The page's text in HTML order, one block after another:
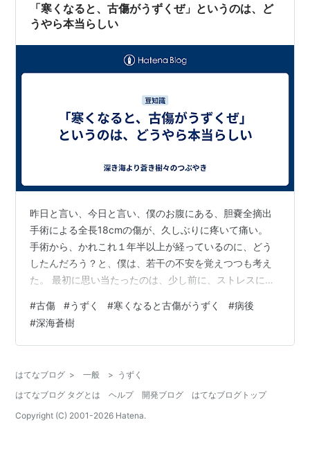
「寒くなると、古傷がうずくぜ」というのは、ど
うやら本当らしい
昨日と言い、今日と言い、僕のお腹にある、胆嚢全摘出
手術による全長18cmの傷が、久しぶりに疼いて痛い。
手術から、かれこれ１年半以上が経っているのに、どう
したんだろう？と、僕は、若干の不安を覚えつつも考え
た。 最初に思い当たったのは、少し前に、ストレスによ
を、抑えられず、かなりな暴食をしていた。 しかし、こ
このところはそれを反省して、食事には気をつけるよう
にしている。 あの暴食の結果が現れだしたのだろうか？
冷え込みぶりを思い出して、はたと別の原因に思い当た
った。
#古傷 #うずく #寒くなると古傷がうずく #病後
#深海蒼樹
はてなブログ > 一般 > うずく
はてなブログ タグとは
ヘルプ 開発ブログ
はてなブログトップ
Copyright (C) 2001-2026 Hatena.